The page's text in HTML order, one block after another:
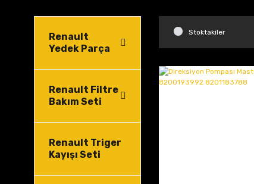
Renault
Yedek Parça
Renault Filtre
Bakım Seti
Renault Triger
Kayışı Seti
Stoktakiler